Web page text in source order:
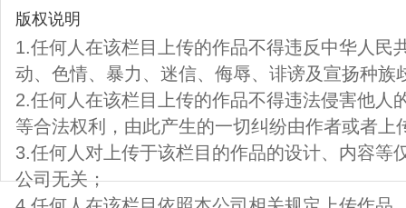
版权说明
1.任何人在该栏目上传的作品不得违反中华人民
动、色情、暴力、迷信、侮辱、诽谤及宣扬种族
2.任何人在该栏目上传的作品不得违法侵害他人
等合法权利，由此产生的一切纠纷由作者或者上
3.任何人对上传于该栏目的作品的设计、内容等
公司无关；